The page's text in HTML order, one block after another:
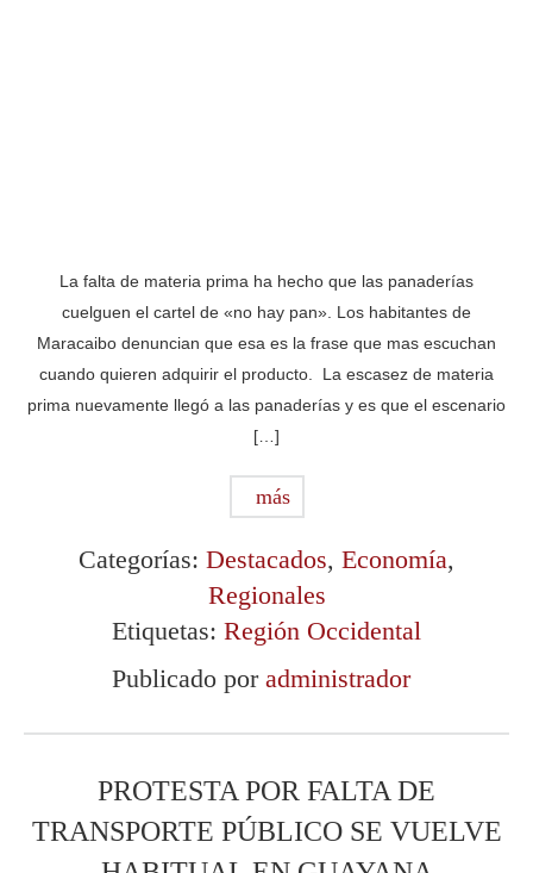
La falta de materia prima ha hecho que las panaderías
cuelguen el cartel de «no hay pan». Los habitantes de
Maracaibo denuncian que esa es la frase que mas escuchan
cuando quieren adquirir el producto. La escasez de materia
prima nuevamente llegó a las panaderías y es que el escenario
[…]
más
Categorías: Destacados, Economía,
Regionales
Etiquetas: Región Occidental
Publicado por administrador
PROTESTA POR FALTA DE
TRANSPORTE PÚBLICO SE VUELVE